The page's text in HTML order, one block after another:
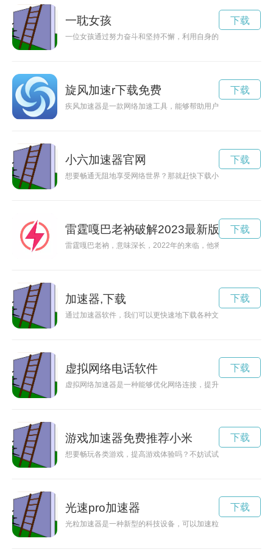
一耽女孩
一位女孩通过努力奋斗和坚持不懈，利用自身的能力和机会，
下载
旋风加速r下载免费
疾风加速器是一款网络加速工具，能够帮助用户提升网络速度
下载
小六加速器官网
想要畅通无阻地享受网络世界？那就赶快下载小六加速器吧！
下载
雷霆嘎巴老衲破解2023最新版特色和特
雷霆嘎巴老衲，意味深长，2022年的来临，他将以何种方式破
下载
加速器,下载
通过加速器软件，我们可以更快速地下载各种文件，提升下载
下载
虚拟网络电话软件
虚拟网络加速器是一种能够优化网络连接，提升网速和稳定性
下载
游戏加速器免费推荐小米
想要畅玩各类游戏，提高游戏体验吗？不妨试试免费推荐的游
下载
光速pro加速器
光粒加速器是一种新型的科技设备，可以加速粒子运动的速度
下载